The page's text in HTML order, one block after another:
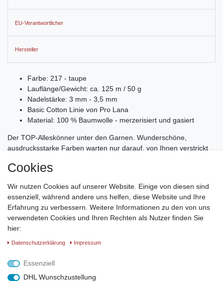
EU-Verantwortlicher
Hersteller
Farbe: 217 - taupe
Lauflänge/Gewicht: ca. 125 m / 50 g
Nadelstärke: 3 mm - 3,5 mm
Basic Cotton Linie von Pro Lana
Material: 100 % Baumwolle - merzerisiert und gasiert
Der TOP-Alleskönner unter den Garnen. Wunderschöne,
ausdrucksstarke Farben warten nur darauf, von Ihnen verstrickt
oder dekorative Accessoires wie Einkaufsnetze, Körbchen,
- dieses Garn ist wundervoll weich und luftig.
Maschenprobe: 24 Maschen x 32 Reihen = 10 × 10 cm
Verbrauch ca. 500 g für einen Damenpullover Größe 40
Cookies
Wir nutzen Cookies auf unserer Website. Einige von diesen sind
essenziell, während andere uns helfen, diese Website und Ihre
Erfahrung zu verbessern. Weitere Informationen zu den von uns
verwendeten Cookies und Ihren Rechten als Nutzer finden Sie
hier:
Daten­schutz­erklärung Impressum
Essenziell
DHL Wunschzustellung